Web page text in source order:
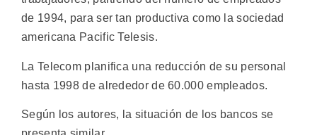
de 1994, para ser tan productiva como la sociedad
americana Pacific Telesis.
La Telecom planifica una reducción de su personal
hasta 1998 de alrededor de 60.000 empleados.
Según los autores, la situación de los bancos se